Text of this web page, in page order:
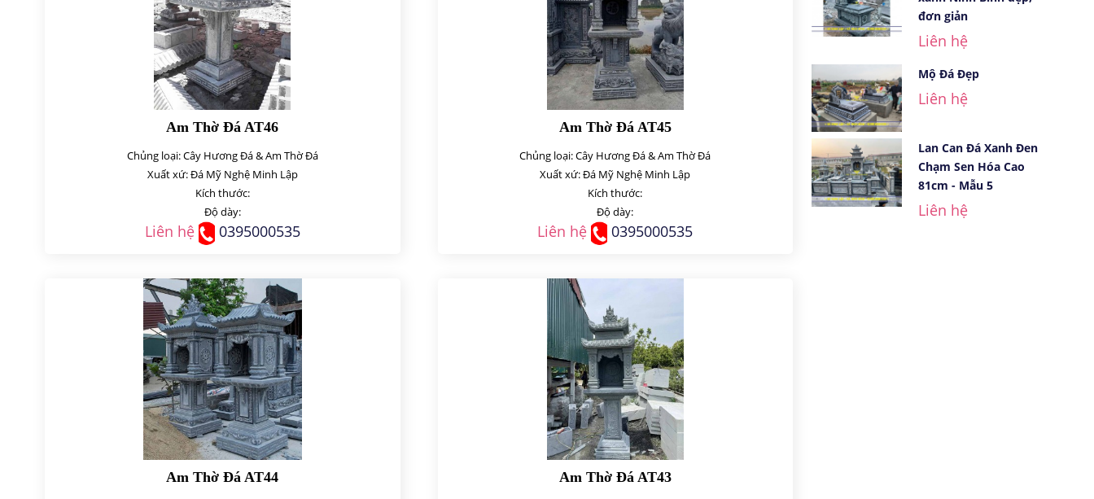
Am Thờ Đá AT46
Chủng loại: Cây Hương Đá & Am Thờ Đá
Xuất xứ: Đá Mỹ Nghệ Minh Lập
Kích thước:
Độ dày:
Liên hệ 0395000535
Am Thờ Đá AT45
Chủng loại: Cây Hương Đá & Am Thờ Đá
Xuất xứ: Đá Mỹ Nghệ Minh Lập
Kích thước:
Độ dày:
Liên hệ 0395000535
Am Thờ Đá AT44 Am Thờ Đá AT43
đơn giản
Liên hệ
Mộ Đá Đẹp
Liên hệ
Lan Can Đá Xanh Đen
Chạm Sen Hóa Cao
81cm - Mẫu 5
Liên hệ